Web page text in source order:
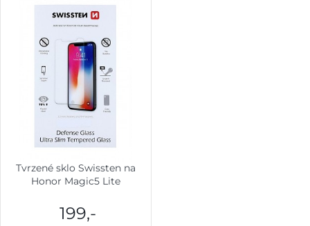
Tvrzené sklo Swissten na
Honor Magic5 Lite
199,-